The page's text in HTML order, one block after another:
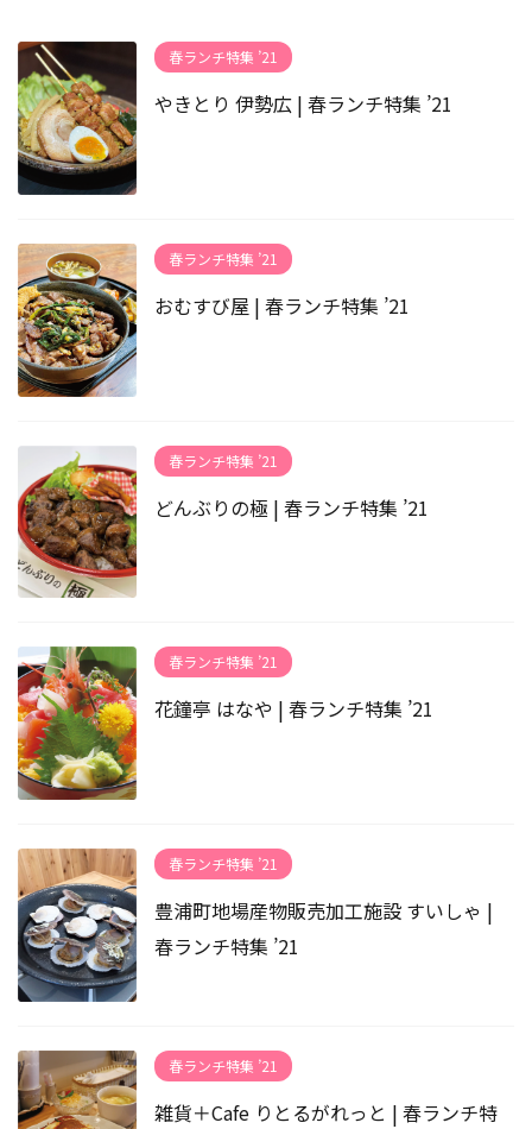
春ランチ特集 ’21
やきとり 伊勢広 | 春ランチ特集 ’21
春ランチ特集 ’21
おむすび屋 | 春ランチ特集 ’21
春ランチ特集 ’21
どんぶりの極 | 春ランチ特集 ’21
春ランチ特集 ’21
花鐘亭 はなや | 春ランチ特集 ’21
春ランチ特集 ’21
豊浦町地場産物販売加工施設 すいしゃ |
春ランチ特集 ’21
春ランチ特集 ’21
雑貨＋Cafe りとるがれっと | 春ランチ特